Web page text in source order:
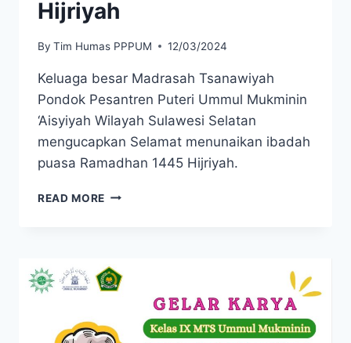
Hijriyah
By Tim Humas PPPUM 12/03/2024
Keluaga besar Madrasah Tsanawiyah
Pondok Pesantren Puteri Ummul Mukminin
‘Aisyiyah Wilayah Sulawesi Selatan
mengucapkan Selamat menunaikan ibadah
puasa Ramadhan 1445 Hijriyah.
READ MORE